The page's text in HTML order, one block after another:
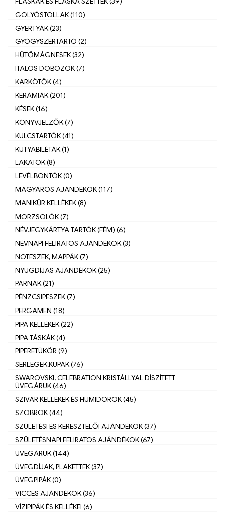
GOLYÓSTOLLAK (110)
GYERTYÁK (23)
GYÓGYSZERTARTÓ (2)
HŰTŐMÁGNESEK (32)
ITALOS DOBOZOK (7)
KARKÖTŐK (4)
KERÁMIÁK (201)
KÉSEK (16)
KÖNYVJELZŐK (7)
KULCSTARTÓK (41)
KUTYABILÉTÁK (1)
LAKATOK (8)
LEVÉLBONTÓK (0)
MAGYAROS AJÁNDÉKOK (117)
MANIKŰR KELLÈKEK (8)
MORZSOLÓK (7)
NÉVJEGYKÁRTYA TARTÓK (FÉM) (6)
NÉVNAPI FELIRATOS AJÁNDÉKOK (3)
NOTESZEK, MAPPÁK (7)
NYUGDÍJAS AJÁNDÉKOK (25)
PÁRNÁK (21)
PÉNZCSIPESZEK (7)
PERGAMEN (18)
PIPA KELLÉKEK (22)
PIPA TÁSKÁK (4)
PIPERETÜKÖR (9)
SERLEGEK,KUPÁK (76)
SWAROVSKI, CELEBRATION KRISTÁLLYAL DÍSZÍTETT
ÜVEGÁRUK (46)
SZIVAR KELLÉKEK ÉS HUMIDOROK (45)
SZOBROK (44)
SZÜLETÉSI ÉS KERESZTELŐI AJÁNDÉKOK (37)
SZÜLETÉSNAPI FELIRATOS AJÁNDÉKOK (67)
ÜVEGÁRUK (144)
ÜVEGDÍJAK, PLAKETTEK (37)
ÜVEGPIPÁK (0)
VICCES AJÁNDÉKOK (36)
VÍZIPIPÁK ÉS KELLÉKEI (6)